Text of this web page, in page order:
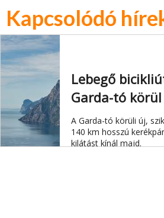
Kapcsolódó
Lebegő
Garda-tó körül
A Garda-tó körüli új,
140 km hosszú
kilátást kínál majd.